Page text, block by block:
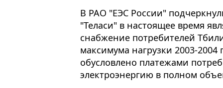
В РАО "ЕЭС России"
"Теласи" в настоящее время
снабжение потребителей
максимума нагрузки 2003-2004
обусловлено платежами
электроэнергию в полном